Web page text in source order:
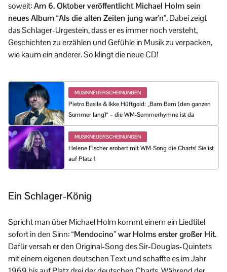
soweit:Am 6. Oktober veröffentlicht Michael Holm sein
neues Album “Als die alten Zeiten jung war’n”.Dabei zeigt
das Schlager-Urgestein, dass er es immer noch versteht,
Geschichten zu erzählen und Gefühle in Musik zu verpacken,
wie kaum ein anderer. So klingt die neue CD!
MUSIKNEUERSCHEINUNGEN
Pietro Basile & Ikke Hüftgold: „Bam Bam (den ganzen
Sommer lang)“ – die WM-Sommerhymne ist da
MUSIKNEUERSCHEINUNGEN
Helene Fischer erobert mit WM-Song die Charts! Sie ist
auf Platz 1
Ein Schlager-König
Spricht man über Michael Holm kommt einem ein Liedtitel
sofort in den Sinn:“Mendocino” war Holms erster großer Hit.
Dafür versah er den Original-Song des Sir-Douglas-Quintets
mit einem eigenen deutschen Text und schaffte es im Jahr